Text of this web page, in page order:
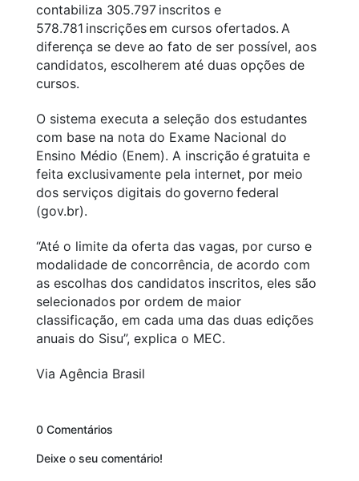
contabiliza 305.797 inscritos e
578.781 inscrições em cursos ofertados. A
diferença se deve ao fato de ser possível, aos
candidatos, escolherem até duas opções de
cursos.
O sistema executa a seleção dos estudantes
com base na nota do Exame Nacional do
Ensino Médio (Enem). A inscrição é gratuita e
feita exclusivamente pela internet, por meio
dos serviços digitais do governo federal
(gov.br).
“Até o limite da oferta das vagas, por curso e
modalidade de concorrência, de acordo com
as escolhas dos candidatos inscritos, eles são
selecionados por ordem de maior
classificação, em cada uma das duas edições
anuais do Sisu”, explica o MEC.
Via Agência Brasil
0 Comentários
Deixe o seu comentário!